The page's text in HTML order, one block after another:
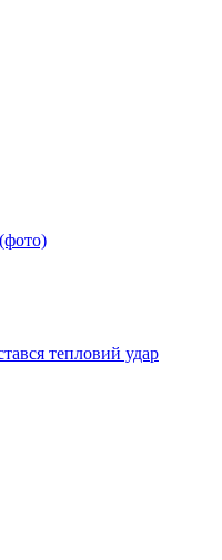
тепловий удар